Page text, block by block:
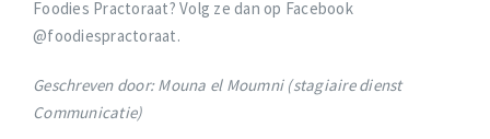
Foodies Practoraat? Volg ze dan op Facebook
@foodiespractoraat.
Geschreven door: Mouna el Moumni (stagiaire dienst
Communicatie)